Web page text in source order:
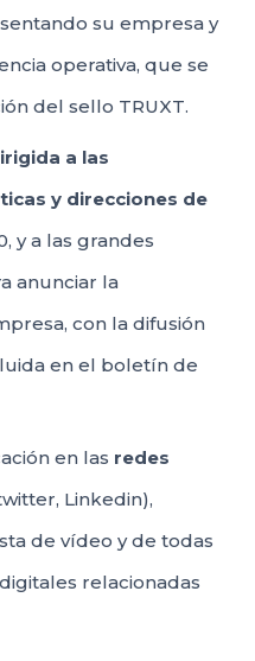
su empresa y
operativa, que se
del sello TRUXT.
a las
y direcciones de
y a las grandes
anunciar la
con la difusión
en el boletín de
en las redes
Linkedin),
de vídeo y de todas
relacionadas